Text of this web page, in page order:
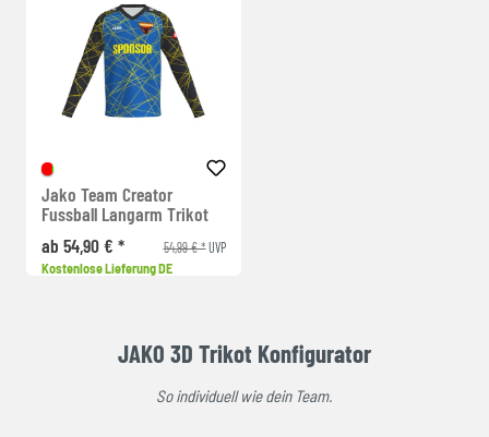
Jako Team Creator
Fussball Langarm Trikot
ab 54,90 € *
54,99 € *UVP
Kostenlose Lieferung DE
JAKO 3D Trikot Konfigurator
So individuell wie dein Team.